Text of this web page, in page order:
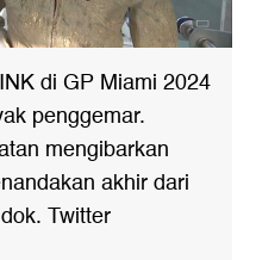
di GP Miami 2024
penggemar.
mengibarkan
akhir dari
Twitter